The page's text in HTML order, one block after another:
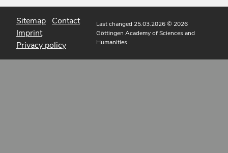
Sitemap Contact
Imprint
Privacy policy
Last changed 25.03.2026© 2026
Göttingen Academy of Sciences and
Humanities